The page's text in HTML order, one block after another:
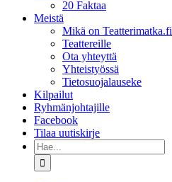
20 Faktaa
Meistä
Mikä on Teatterimatka.fi
Teattereille
Ota yhteyttä
Yhteistyössä
Tietosuojalauseke
Kilpailut
Ryhmänjohtajille
Facebook
Tilaa uutiskirje
Etsi
...